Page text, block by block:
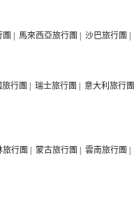
團 | 馬來西亞旅行團 | 沙巴旅行團 |
行團 | 瑞士旅行團 | 意大利旅行團
旅行團 | 蒙古旅行團 | 雲南旅行團 |